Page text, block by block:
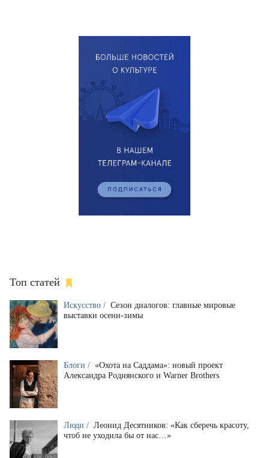
Топ статей
Искусство / Сезон диалогов: главные мировые
выставки осени-зимы
Блоги / «Охота на Саддама»: новый проект
Александра Роднянского и Warner Brothers
Люди / Леонид Десятников: «Как сберечь красоту,
чтоб не уходила бы от нас…»